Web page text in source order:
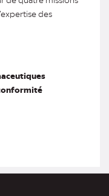
des